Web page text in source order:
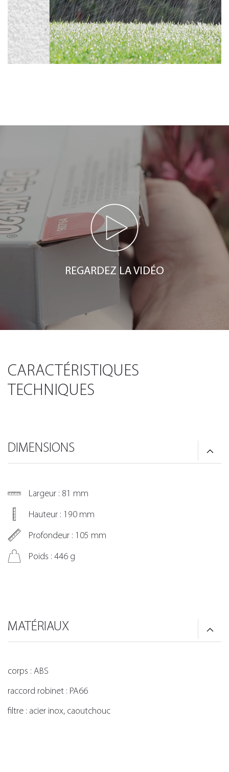
REGARDEZ LA VIDÉO
CARACTÉRISTIQUES
TECHNIQUES
DIMENSIONS
Largeur : 81 mm
Hauteur : 190 mm
Profondeur : 105 mm
Poids : 446 g
MATÉRIAUX
corps : ABS
raccord robinet : PA66
filtre : acier inox, caoutchouc